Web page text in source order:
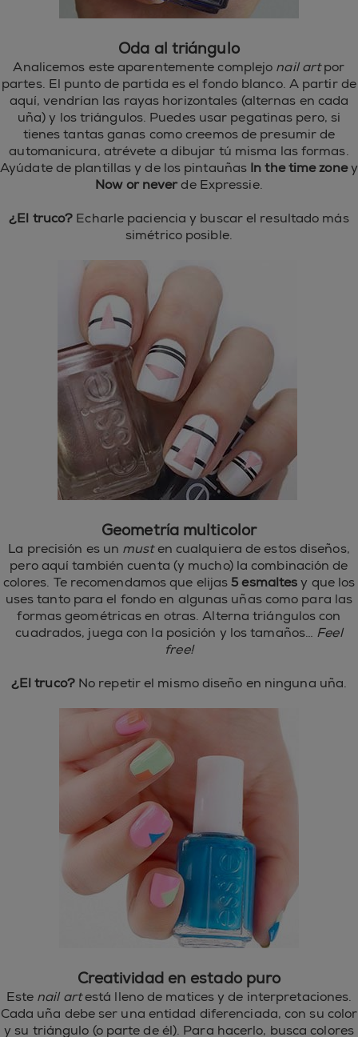
Oda al triángulo
Analicemos este aparentemente complejo nail artpor
partes. El punto de partida es el fondo blanco. A partir de
aquí, vendrían las rayas horizontales (alternas en cada
uña) y los triángulos. Puedes usar pegatinas pero, si
tienes tantas ganas como creemos de presumir de
automanicura, atrévete a dibujar tú misma las formas.
Ayúdate de plantillas y de los pintauñas In the time zoney
Now or neverde Expressie.
¿El truco? Echarle paciencia y buscar el resultado más
simétrico posible.
Geometría multicolor
La precisión es un musten cualquiera de estos diseños,
pero aquí también cuenta (y mucho) la combinación de
colores. Te recomendamos que elijas5 esmaltesy que los
uses tanto para el fondo en algunas uñas como para las
formas geométricas en otras. Alterna triángulos con
cuadrados, juega con la posición y los tamaños… Feel
free!
¿El truco?No repetir el mismo diseño en ninguna uña.
Creatividad en estado puro
Este nail artestá lleno de matices y de interpretaciones.
Cada uña debe ser una entidad diferenciada, con su color
y su triángulo (o parte de él). Para hacerlo, busca colores